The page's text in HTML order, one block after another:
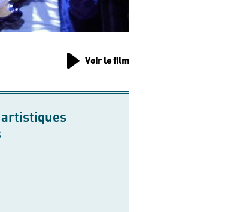
Voir le film
artistiques